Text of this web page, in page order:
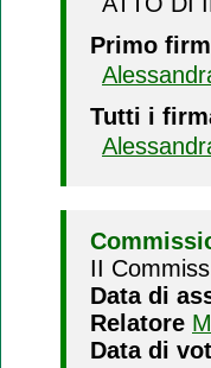
Primo
Tutti i
II
Data di
Relatore
Data di